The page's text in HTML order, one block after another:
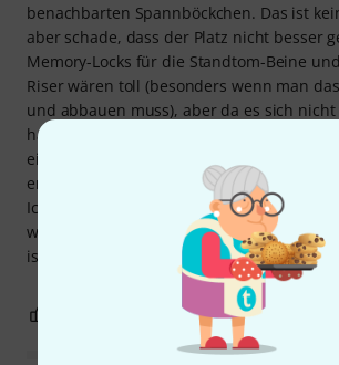
benachbarten Spannböckchen. Das ist
aber schade, dass der Platz nicht besser
Memory-Locks für die Standtom-Beine
Riser wären toll (besonders wenn man
und abbauen muss), aber da es sich
handelt, ist das kein gravierender
ein Schlagzeug der mittleren bis unteren
erwartet, das einige grundlegende
Ich habe jedoch ein Set erhalten, das
weit übertrifft und mit ein paar
ist wie leistungsstärkere Sets. Ein perfekter
BEWERTUNG MELDEN